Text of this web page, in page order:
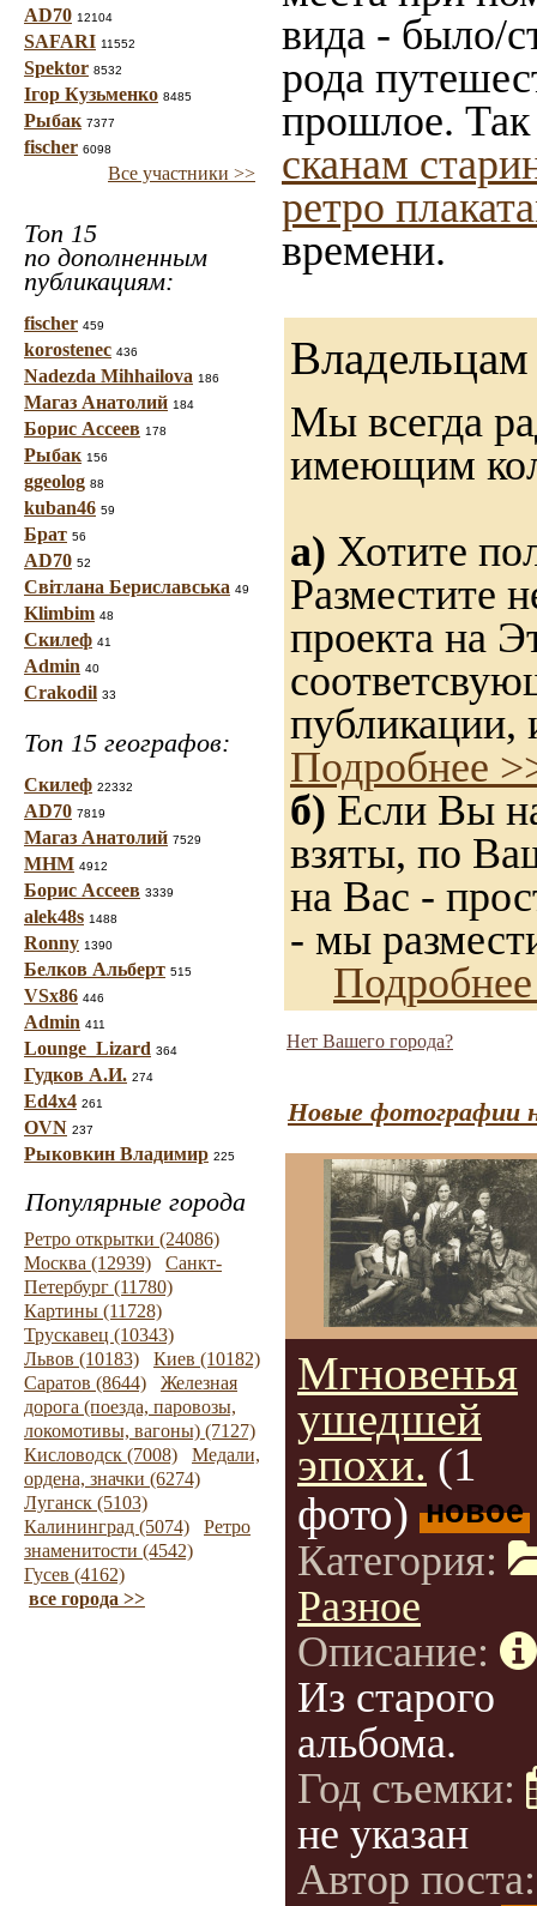
AD70 12104
SAFARI 11552
Spektor 8532
Ігор Кузьменко 8485
Рыбак 7377
fischer 6098
Все участники >>
Топ 15
по дополненным
публикациям:
fischer 459
korostenec 436
Nadezda Mihhailova 186
Магаз Анатолий 184
Борис Ассеев 178
Рыбак 156
ggeolog 88
kuban46 59
Брат 56
AD70 52
Світлана Бериславська 49
Klimbim 48
Скилеф 41
Admin 40
Crakodil 33
Топ 15 географов:
Скилеф 22332
AD70 7819
Магаз Анатолий 7529
МНМ 4912
Борис Ассеев 3339
alek48s 1488
Ronny 1390
Белков Альберт 515
VSx86 446
Admin 411
Lounge_Lizard 364
Гудков А.И. 274
Ed4x4 261
OVN 237
Рыковкин Владимир 225
Популярные города
Ретро открытки (24086)
Москва (12939)
Санкт-
Петербург (11780)
Картины (11728)
Трускавец (10343)
Львов (10183)
Киев (10182)
Саратов (8644)
Железная
дорога (поезда, паровозы,
локомотивы, вагоны) (7127)
Кисловодск (7008)
Медали,
ордена, значки (6274)
Луганск (5103)
Калининград (5074)
Ретро
знаменитости (4542)
Гусев (4162)
все города >>
вида - было/
рода
прошлое.
сканам
ретро
времени.
Мы всегда
имеющим
а) Хотите
Разместите
проекта на
публикации,
Подробнее
б) Если Вы
взяты, по
на Вас -
- мы
Нет Вашего города?
Новые фотографии
Мгновенья
ушедшей
эпохи. (1
фото) новое
Категория:
Разное
Описание:
Из старого
альбома.
Год съемки:
не указан
Автор